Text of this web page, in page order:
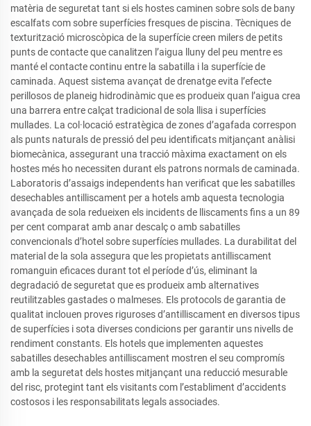
matèria de seguretat tant si els hostes caminen sobre sols de bany
escalfats com sobre superfícies fresques de piscina. Tècniques de
texturització microscòpica de la superfície creen milers de petits
punts de contacte que canalitzen l’aigua lluny del peu mentre es
manté el contacte continu entre la sabatilla i la superfície de
caminada. Aquest sistema avançat de drenatge evita l’efecte
perillosos de planeig hidrodinàmic que es produeix quan l’aigua crea
una barrera entre calçat tradicional de sola llisa i superfícies
mullades. La col·locació estratègica de zones d’agafada correspon
als punts naturals de pressió del peu identificats mitjançant anàlisi
biomecànica, assegurant una tracció màxima exactament on els
hostes més ho necessiten durant els patrons normals de caminada.
Laboratoris d’assaigs independents han verificat que les sabatilles
desechables antilliscament per a hotels amb aquesta tecnologia
avançada de sola redueixen els incidents de lliscaments fins a un 89
per cent comparat amb anar descalç o amb sabatilles
convencionals d’hotel sobre superfícies mullades. La durabilitat del
material de la sola assegura que les propietats antilliscament
romanguin eficaces durant tot el període d’ús, eliminant la
degradació de seguretat que es produeix amb alternatives
reutilitzables gastades o malmeses. Els protocols de garantia de
qualitat inclouen proves riguroses d’antilliscament en diversos tipus
de superfícies i sota diverses condicions per garantir uns nivells de
rendiment constants. Els hotels que implementen aquestes
sabatilles desechables antilliscament mostren el seu compromís
amb la seguretat dels hostes mitjançant una reducció mesurable
del risc, protegint tant els visitants com l’establiment d’accidents
costosos i les responsabilitats legals associades.